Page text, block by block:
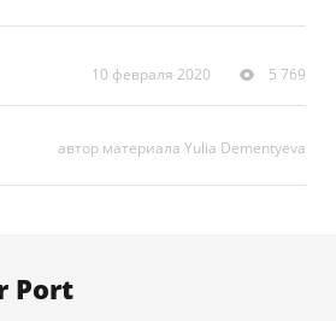
10 февраля 2020 5 769
автор материала Yulia Dementyeva
Port